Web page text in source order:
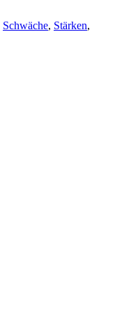
Schwäche, Stärken,